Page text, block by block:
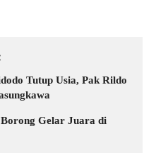
Tutup Usia, Pak Rildo
Gelar Juara di